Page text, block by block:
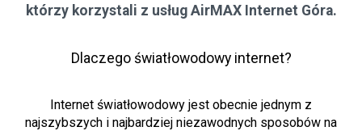
którzy korzystali z usług AirMAX Internet Góra.
Dlaczego światłowodowy internet?
Internet światłowodowy jest obecnie jednym z
najszybszych i najbardziej niezawodnych sposobów na